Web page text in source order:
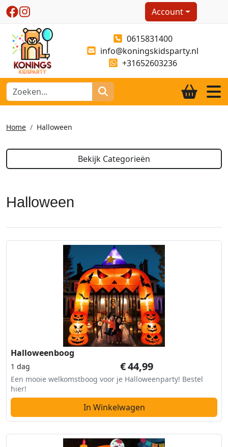
Account
0615831400
info@koningskidsparty.nl
+31652603236
Home Halloween
Bekijk Categorieën
Halloween
Halloweenboog
1 dag €44,99
Een mooie welkomstboog voor je Halloweenparty! Bestel
hier!
In Winkelwagen